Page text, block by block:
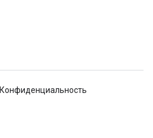
Конфиденциальность